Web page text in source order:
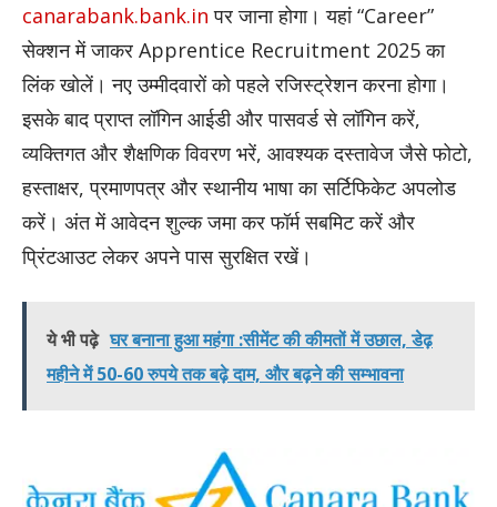
canarabank.bank.in पर जाना होगा। यहां “Career”
सेक्शन में जाकर Apprentice Recruitment 2025 का
लिंक खोलें। नए उम्मीदवारों को पहले रजिस्ट्रेशन करना होगा।
इसके बाद प्राप्त लॉगिन आईडी और पासवर्ड से लॉगिन करें,
व्यक्तिगत और शैक्षणिक विवरण भरें, आवश्यक दस्तावेज जैसे फोटो,
हस्ताक्षर, प्रमाणपत्र और स्थानीय भाषा का सर्टिफिकेट अपलोड
करें। अंत में आवेदन शुल्क जमा कर फॉर्म सबमिट करें और
प्रिंटआउट लेकर अपने पास सुरक्षित रखें।
ये भी पढ़े घर बनाना हुआ महंगा :सीमेंट की कीमतों में उछाल, डेढ़
महीने में 50-60 रुपये तक बढ़े दाम, और बढ़ने की सम्भावना